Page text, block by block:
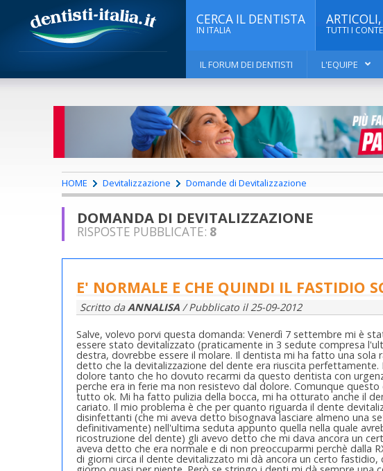
CERCA IL DENTISTA
IN ITALIA TUTTI I
IL FORUM DEI DENTISTI L'EQUIPE
HOME Devitalizzazione Domande di Devitalizzazione
DOMANDA DI DEVITALIZZAZIONE
RISPOSTE PUBBLICATE: 8
E' NORMALE E CHE QUINDI IL FASTIDIO
Scritto daANNALISA / Pubblicato il25-09-2012
Salve, volevo porvi questa domanda: Venerdì 7 settembre mi è
essere stato devitalizzato (praticamente in 3 sedute compresa
destra, dovrebbe essere il molare. Il dentista mi ha fatto una sola
detto che la devitalizzazione del dente era riuscita
dolore tanto che ho dovuto recarmi da questo dentista con
perche era in ferie ma non resistevo dal dolore. Comunque
tutto ok. Mi ha fatto pulizia della bocca, mi ha otturato anche il
cariato. Il mio problema è che per quanto riguarda il dente
disinfettanti (che mi aveva detto bisognava lasciare almeno una
definitivamente) nell'ultima seduta appunto quella nella quale
ricostruzione del dente) gli avevo detto che mi dava ancora un
aveva detto che era normale e di non preoccuparmi perchè dalla
di giorni circa il dente devitalizzato mi dà ancora un certo